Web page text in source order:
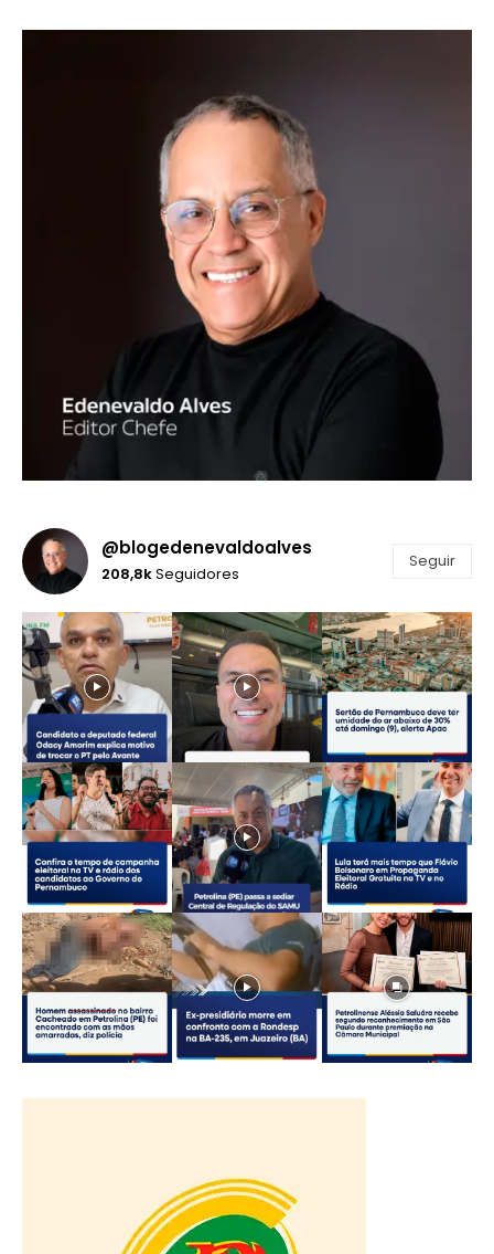
@blogedenevaldoalves
208,8kSeguidores
Seguir